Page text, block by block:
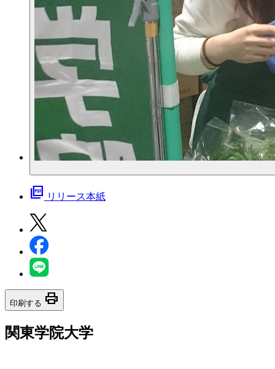
picture_as_pdf リリース本紙
印刷する print
関東学院大学